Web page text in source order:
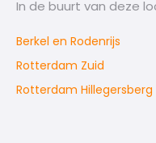
In de buurt van deze
Berkel en Rodenrijs
Rotterdam Zuid
Rotterdam Hillegersberg